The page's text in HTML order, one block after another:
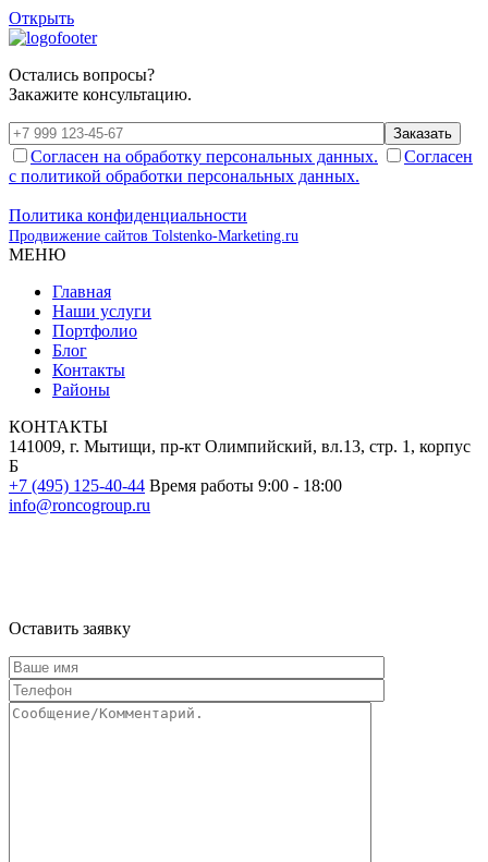
Открыть
Остались вопросы?
Закажите консультацию.
Заказать
Согласен на обработку персональных данных.
Согласен
с политикой обработки персональных данных.
Политика конфиденциальности
Продвижение сайтов Tolstenko-Marketing.ru
МЕНЮ
Главная
Наши услуги
Портфолио
Блог
Контакты
Районы
КОНТАКТЫ
141009, г. Мытищи, пр-кт Олимпийский, вл.13, стр. 1, корпус
Б
+7 (495) 125-40-44 Время работы 9:00 - 18:00
info@roncogroup.ru
Оставить заявку